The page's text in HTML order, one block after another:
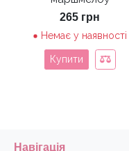
265 грн
Немає у наявності
Купити
Навігація